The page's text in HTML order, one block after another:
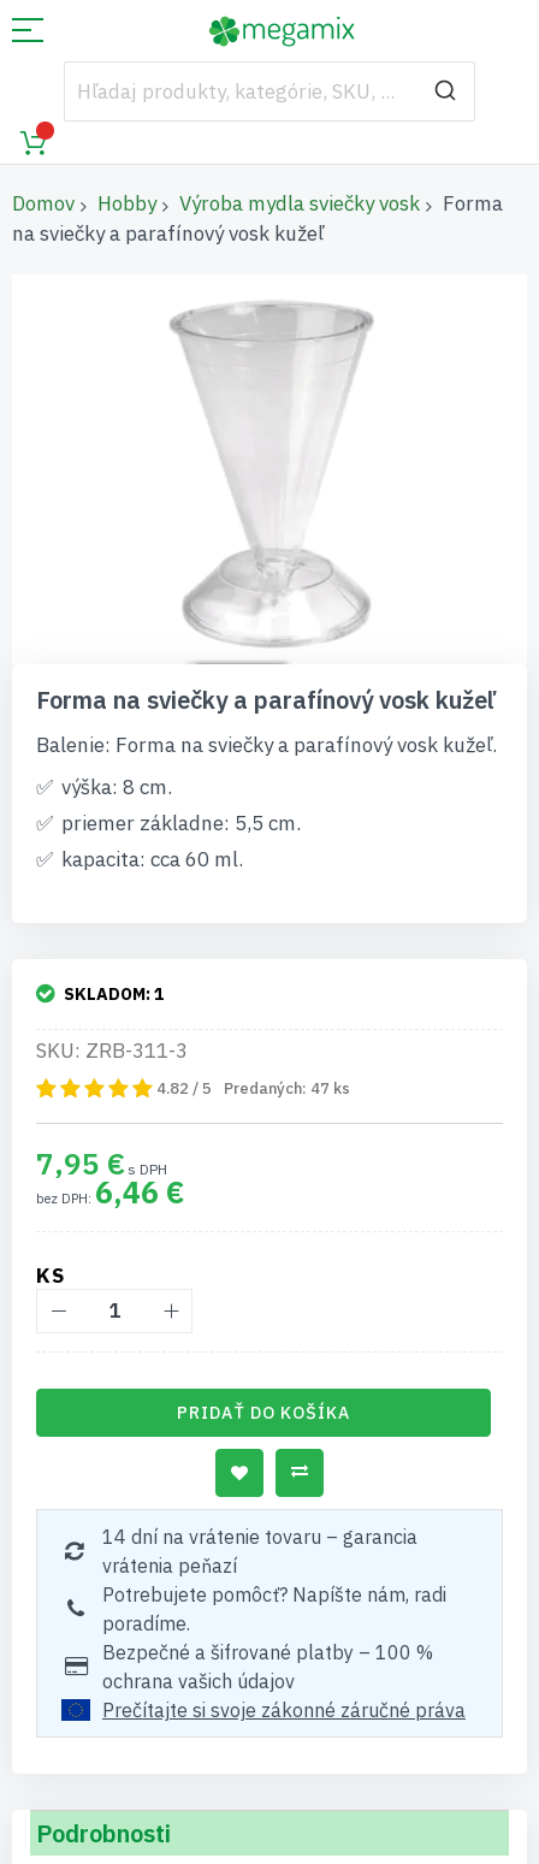
Domov Hobby Výroba mydla sviečky vosk
Forma
na sviečky a parafínový vosk kužeľ
začiatok
galérie
obrázkov
Forma na sviečky a parafínový vosk kužeľ
Balenie: Forma na sviečky a parafínový vosk kužeľ.
výška: 8 cm.
priemer základne: 5,5 cm.
kapacita: cca 60 ml.
SKLADOM:1
SKU: ZRB-311-3
4.82 / 5 Predaných: 47 ks
7,95 €
6,46 €
KS
PRIDAŤ DO KOŠÍKA
14 dní na vrátenie tovaru – garancia
vrátenia peňazí
Potrebujete pomôcť? Napíšte nám, radi
poradíme.
Bezpečné a šifrované platby – 100 %
ochrana vašich údajov
Prečítajte si svoje zákonné záručné práva
Podrobnosti